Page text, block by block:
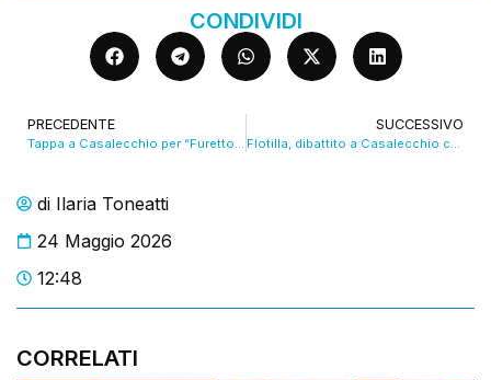
di Ilaria Toneatti
24 Maggio 2026
12:48
CORRELATI
CONDIVIDI
PRECEDENTE
Tappa a Casalecchio per “Furettomania”. VIDEO
SUCCESSIVO
Flotilla, dibattito a Casalecchio con Alessandro Mantovani. VIDEO